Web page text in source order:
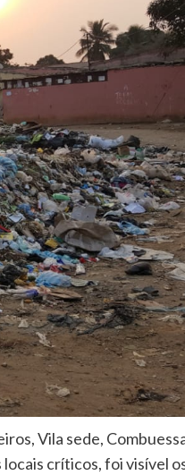
Vila sede,
críticos, foi visível